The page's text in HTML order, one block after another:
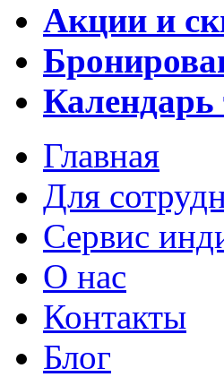
Акции и
Календарь
Главная
Для
Сервис
О нас
Контакты
Блог